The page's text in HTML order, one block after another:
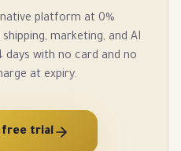
platform at 0%
marketing, and AI
with no card and no
at expiry.
free trial